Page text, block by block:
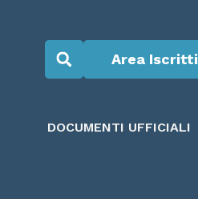
Area Iscritti
DOCUMENTI UFFICIALI